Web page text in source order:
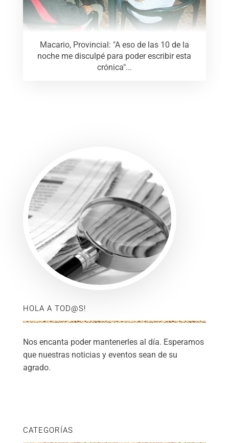
Macario, Provincial: "A eso de las 10 de la
noche me disculpé para poder escribir esta
crónica"...
HOLA A TOD@S!
Nos encanta poder mantenerles al día. Esperamos
que nuestras noticias y eventos sean de su
agrado.
CATEGORÍAS